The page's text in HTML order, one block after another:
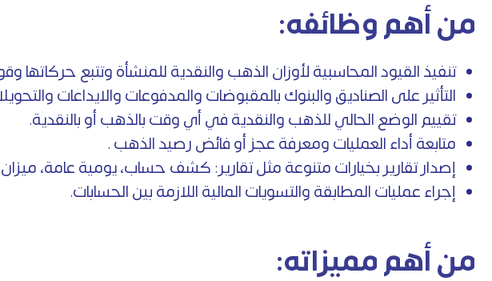
من أهم وظائفه:
تنفيذ القيود المحاسبية لأوزان الذهب والنقدية للمنشأة وتتبع حركاتها
التأثير على الصناديق والبنوك بالمقبوضات والمدفوعات والايداعات
تقييم الوضع الحالي للذهب والنقدية في أي وقت بالذهب أو بالنقدية.
متابعة أداء العمليات ومعرفة عجز أو فائض رصيد الذهب .
إصدار تقارير بخيارات متنوعة مثل تقارير: كشف حساب، يومية عامة، ميزان
إجراء عمليات المطابقة والتسويات المالية اللازمة بين الحسابات.
من أهم مميزاته: